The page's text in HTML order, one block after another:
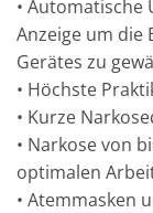
•
Anzeige um die
Gerätes zu
• Höchste
• Kurze
• Narkose von
optimalen
• Atemmasken